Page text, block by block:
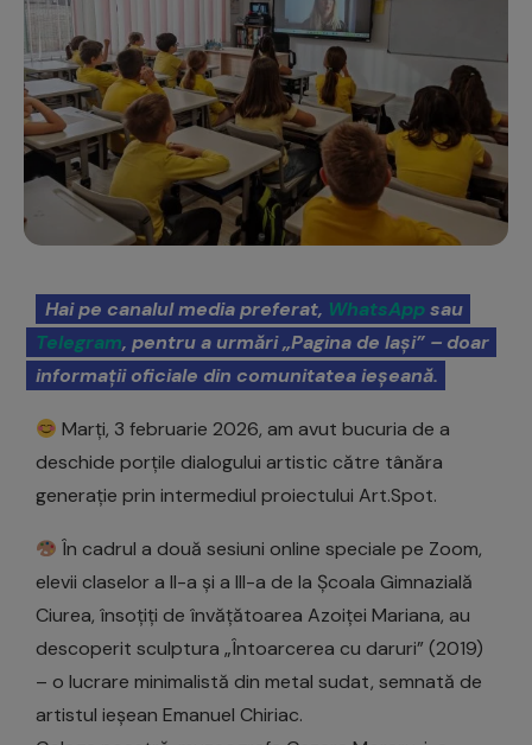
Hai pe canalul media preferat, WhatsAppsau
Telegram, pentru a urmări „Pagina de Iași” – doar
informații oficiale din comunitatea ieșeană.
Marți, 3 februarie 2026, am avut bucuria de a
deschide porțile dialogului artistic către tânăra
generație prin intermediul proiectului Art.Spot.
În cadrul a două sesiuni online speciale pe Zoom,
elevii claselor a II-a și a III-a de la Școala Gimnazială
Ciurea, însoțiți de învățătoarea Azoiței Mariana, au
descoperit sculptura „Întoarcerea cu daruri” (2019)
– o lucrare minimalistă din metal sudat, semnată de
artistul ieșean Emanuel Chiriac.